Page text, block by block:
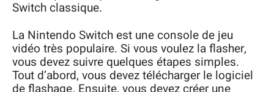
Switch classique.
La Nintendo Switch est une console de jeu
vidéo très populaire. Si vous voulez la flasher,
vous devez suivre quelques étapes simples.
Tout d’abord, vous devez télécharger le logiciel